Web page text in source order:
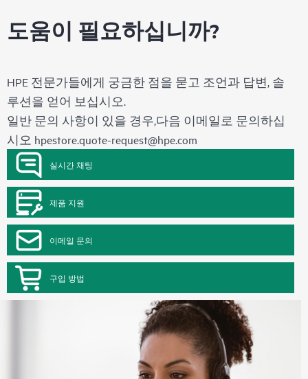
도움이 필요하십니까?
HPE 전문가들에게 궁금한 점을 묻고 조언과 답변, 솔
루션을 얻어 보십시오.
일반 문의 사항이 있을 경우,다음 이메일로 문의하십
시오 hpestore.quote-request@hpe.com
실시간 채팅
제품 지원
이메일 문의
구입 방법